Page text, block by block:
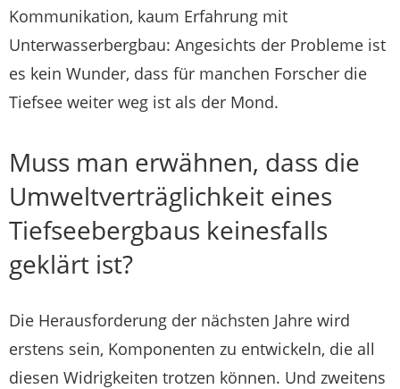
Kommunikation, kaum Erfahrung mit
Unterwasserbergbau: Angesichts der Probleme ist
es kein Wunder, dass für manchen Forscher die
Tiefsee weiter weg ist als der Mond.
Muss man erwähnen, dass die
Umweltverträglichkeit eines
Tiefseebergbaus keinesfalls
geklärt ist?
Die Herausforderung der nächsten Jahre wird
erstens sein, Komponenten zu entwickeln, die all
diesen Widrigkeiten trotzen können. Und zweitens